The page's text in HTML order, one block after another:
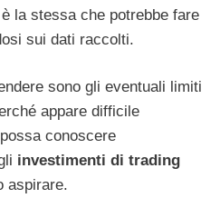
è la stessa che potrebbe fare
sui dati raccolti.
sono gli eventuali limiti
appare difficile
conoscere
investimenti di trading
aspirare.